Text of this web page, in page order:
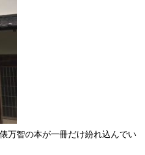
万智の本が一冊だけ紛れ込んでい